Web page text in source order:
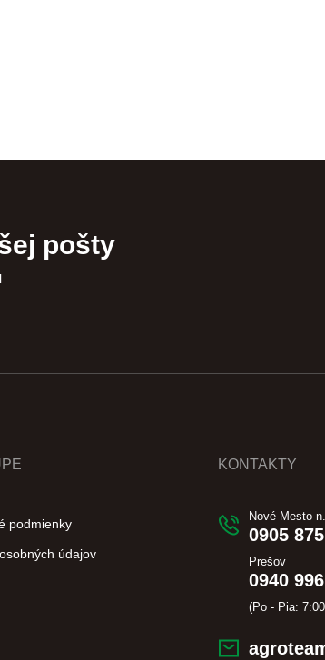
pošty
podmienky
údajov
KONTAKTY
Nové Mesto
0905
Prešov
0940
(Po - Pia: